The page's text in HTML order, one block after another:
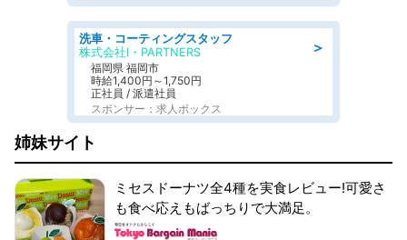
＞
洗車・コーティングスタッフ
株式会社I・PARTNERS
福岡県 福岡市
時給1,400円～1,750円
正社員 / 派遣社員
スポンサー：求人ボックス
姉妹サイト
ミセスドーナツ全4種を実食レビュー!可愛さ
も食べ応えもばっちりで大満足。